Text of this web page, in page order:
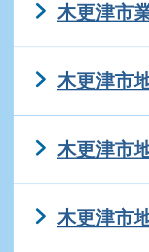
木更津市
木更津市
木更津市
木更津市